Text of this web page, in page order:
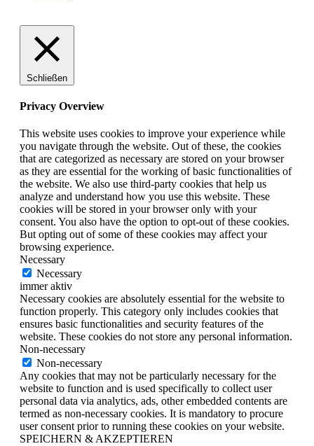
Schließen
Privacy Overview
This website uses cookies to improve your experience while
you navigate through the website. Out of these, the cookies
that are categorized as necessary are stored on your browser
as they are essential for the working of basic functionalities of
the website. We also use third-party cookies that help us
analyze and understand how you use this website. These
cookies will be stored in your browser only with your
consent. You also have the option to opt-out of these cookies.
But opting out of some of these cookies may affect your
browsing experience.
Necessary
Necessary
immer aktiv
Necessary cookies are absolutely essential for the website to
function properly. This category only includes cookies that
ensures basic functionalities and security features of the
website. These cookies do not store any personal information.
Non-necessary
Non-necessary
Any cookies that may not be particularly necessary for the
website to function and is used specifically to collect user
personal data via analytics, ads, other embedded contents are
termed as non-necessary cookies. It is mandatory to procure
user consent prior to running these cookies on your website.
SPEICHERN & AKZEPTIEREN